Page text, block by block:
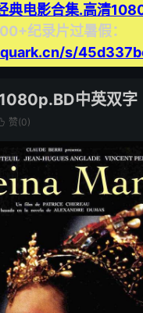
典电影合集.高清
纪录片过暑假：
s/
中英双字
赞(0)